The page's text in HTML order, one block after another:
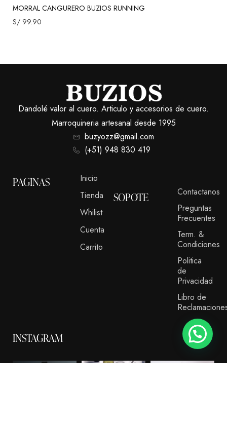
MORRAL CANGURERO BUZIOS RUNNING
S/ 99.90
Dandolé valor al cuero. Articulo y accesorios de cuero.
Marroquineria artesanal desde 1995
buzyozz@gmail.com
(+51) 948 830 419
PAGINAS
Inicio
Tienda
Whilist
Cuenta
Carrito
SOPOTE
Contactanos
Preguntas
Frecuentes
Term. &
Condiciones
Politica
de
Privacidad
Libro de
INSTAGRAM